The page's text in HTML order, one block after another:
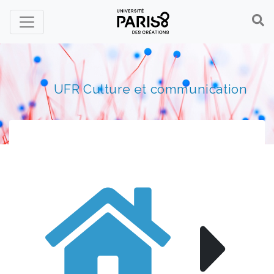
Panneau de gestion des cookies
UFR Culture et communication